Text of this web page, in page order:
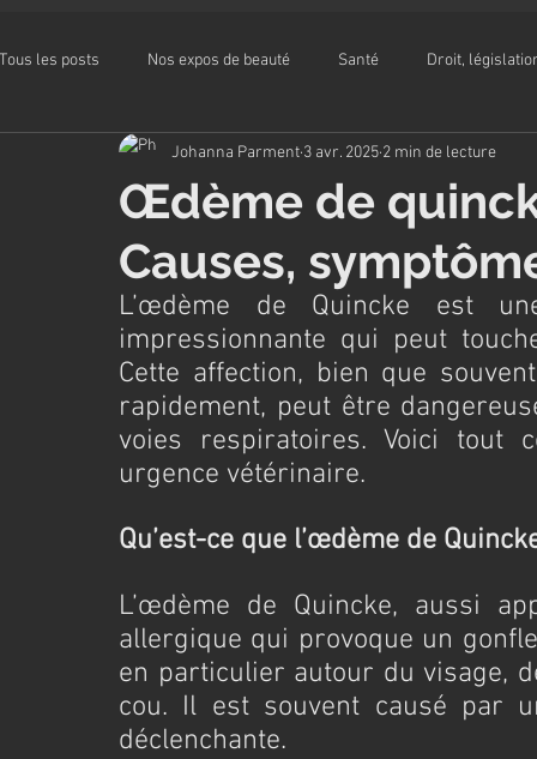
Tous les posts Nos expos de beauté Santé Droit,
Alimentation
Œdème de
Causes,
Johanna Parment 3 avr. 2025 2 min de lecture
L’œdème de Quincke est
impressionnante qui peut
Cette affection, bien que
rapidement, peut être
voies respiratoires. Voici tout
urgence vétérinaire.
Qu’est-ce que l’œdème de
L’œdème de Quincke, aussi
allergique qui provoque un
en particulier autour du visage,
cou. Il est souvent causé par
déclenchante.